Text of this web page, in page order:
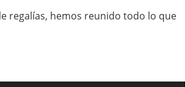
regalías, hemos reunido todo lo que